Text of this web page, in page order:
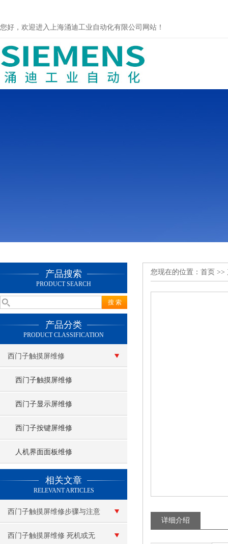
您好，欢迎进入上海涌迪工业自动化有限公司网站！
产品搜索
PRODUCT SEARCH
产品分类
PRODUCT CLASSIFICATION
西门子触摸屏维修
西门子触摸屏维修
西门子显示屏维修
西门子按键屏维修
人机界面面板维修
相关文章
RELEVANT ARTICLES
西门子触摸屏维修步骤与注意
事项
西门子触摸屏维修 死机或无
您现在的位置： 首页 >>
详细介绍